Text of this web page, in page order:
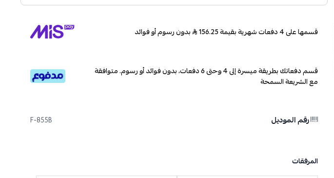
قسمها على 4 دفعات شهرية بقيمة 156.25 بدون رسوم أو فوائد
قسم دفعاتك بطريقة ميسرة إلى 4 وحتى 6 دفعات، بدون فوائد أو رسوم. متوافقة
مع الشريعة السمحة
رقم الموديل F-855B
المرفقات